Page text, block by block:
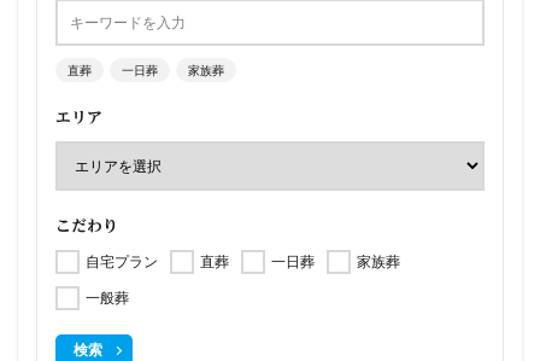
直葬 一日葬 家族葬
エリア
こだわり
自宅プラン 直葬 一日葬
家族葬
一般葬
検索